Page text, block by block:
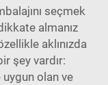
seçmek
almanız
aklınızda
şey vardır:
uygun olan ve